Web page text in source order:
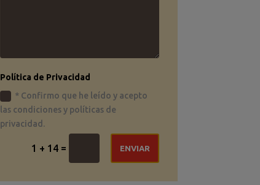
Política de Privacidad
* Confirmo que he leído y acepto
las condiciones y políticas de
privacidad.
1 + 14= ENVIAR